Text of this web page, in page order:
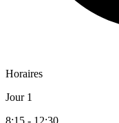
Horaires
Jour 1
8:15 - 12:30